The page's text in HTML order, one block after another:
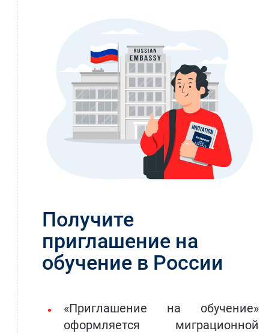
Получите
приглашение на
обучение в России
«Приглашение на обучение»
оформляется миграционной